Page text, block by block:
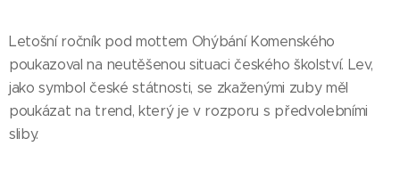
Letošní ročník pod mottem Ohýbání Komenského
poukazoval na neutěšenou situaci českého školství. Lev,
jako symbol české státnosti, se zkaženými zuby měl
poukázat na trend, který je v rozporu s předvolebními
sliby.